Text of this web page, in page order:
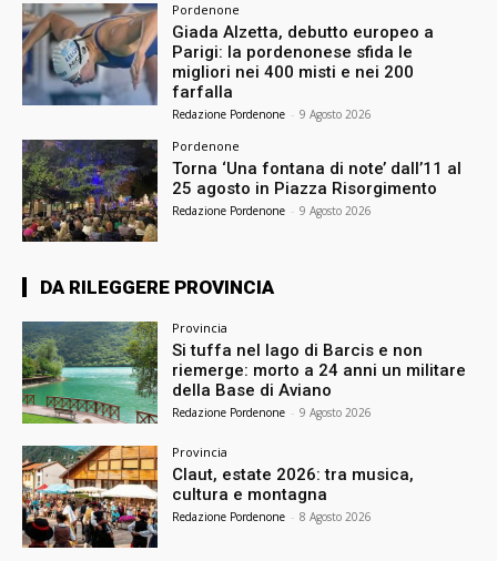
Pordenone
Giada Alzetta, debutto europeo a
Parigi: la pordenonese sfida le
migliori nei 400 misti e nei 200
farfalla
Redazione Pordenone - 9 Agosto 2026
Pordenone
Torna ‘Una fontana di note’ dall’11 al
25 agosto in Piazza Risorgimento
Redazione Pordenone - 9 Agosto 2026
DA RILEGGERE PROVINCIA
Provincia
Si tuffa nel lago di Barcis e non
riemerge: morto a 24 anni un militare
della Base di Aviano
Redazione Pordenone - 9 Agosto 2026
Provincia
Claut, estate 2026: tra musica,
cultura e montagna
Redazione Pordenone - 8 Agosto 2026